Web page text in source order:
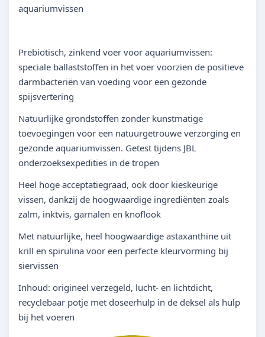
aquariumvissen
Prebiotisch, zinkend voer voor aquariumvissen:
speciale ballaststoffen in het voer voorzien de positieve
darmbacteriën van voeding voor een gezonde
spijsvertering
Natuurlijke grondstoffen zonder kunstmatige
toevoegingen voor een natuurgetrouwe verzorging en
gezonde aquariumvissen. Getest tijdens JBL
onderzoeksexpedities in de tropen
Heel hoge acceptatiegraad, ook door kieskeurige
vissen, dankzij de hoogwaardige ingrediënten zoals
zalm, inktvis, garnalen en knoflook
Met natuurlijke, heel hoogwaardige astaxanthine uit
krill en spirulina voor een perfecte kleurvorming bij
siervissen
Inhoud: origineel verzegeld, lucht- en lichtdicht,
recyclebaar potje met doseerhulp in de deksel als hulp
bij het voeren